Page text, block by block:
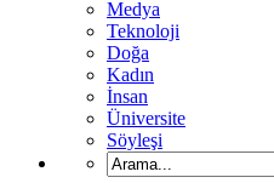
Medya
Teknoloji
Doğa
Kadın
İnsan
Üniversite
Söyleşi